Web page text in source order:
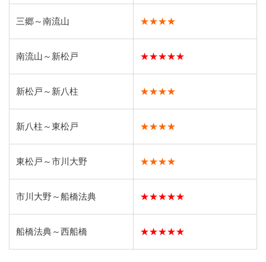
三郷～南流山 ★★★★
南流山～新松戸 ★★★★★
新松戸～新八柱 ★★★★
新八柱～東松戸 ★★★★
東松戸～市川大野 ★★★★
市川大野～船橋法典 ★★★★★
船橋法典～西船橋 ★★★★★